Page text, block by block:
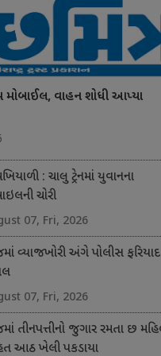
વાહન શોધી આપ્યા
: ચાલુ ટ્રેનમાં યુવાનના
ચોરી
07, Fri, 2026
વ્યાજખોરી અંગે પોલીસ ફરિયાદ
07, Fri, 2026
તીનપત્તીનો જુગાર રમતા છ
આઠ ખેલી પકડાયા